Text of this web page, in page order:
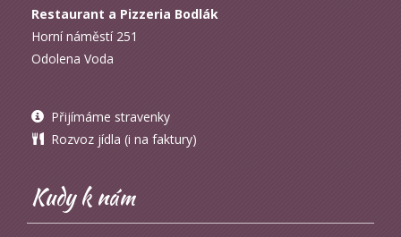
Restaurant a Pizzeria Bodlák
Horní náměstí 251
Odolena Voda
Přijímáme stravenky
Rozvoz jídla (i na faktury)
Kudy k nám